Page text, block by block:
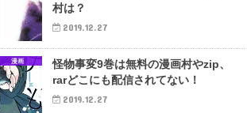
村は？
2019.12.27
漫画
怪物事変9巻は無料の漫画村やzip、
rarどこにも配信されてない！
2019.12.27